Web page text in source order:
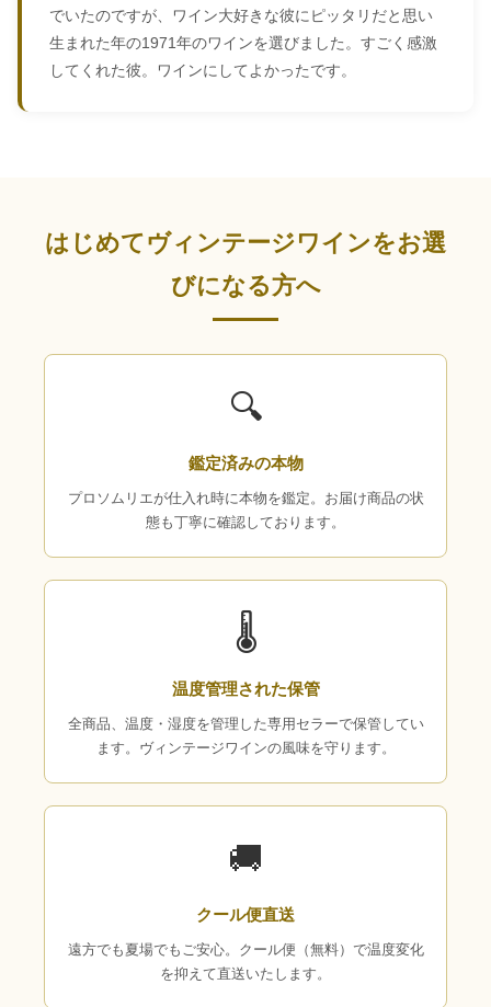
でいたのですが、ワイン大好きな彼にピッタリだと思い
生まれた年の1971年のワインを選びました。すごく感激
してくれた彼。ワインにしてよかったです。
はじめてヴィンテージワインをお選
びになる方へ
🔍
鑑定済みの本物
プロソムリエが仕入れ時に本物を鑑定。お届け商品の状
態も丁寧に確認しております。
🌡
温度管理された保管
全商品、温度・湿度を管理した専用セラーで保管してい
ます。ヴィンテージワインの風味を守ります。
🚚
クール便直送
遠方でも夏場でもご安心。クール便（無料）で温度変化
を抑えて直送いたします。